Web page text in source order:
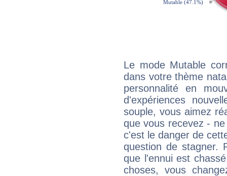
Le mode Mutable
dans votre thème
personnalité en
d'expériences
souple, vous aimez
que vous recevez -
c'est le danger de
question de stagner.
que l'ennui est
choses, vous